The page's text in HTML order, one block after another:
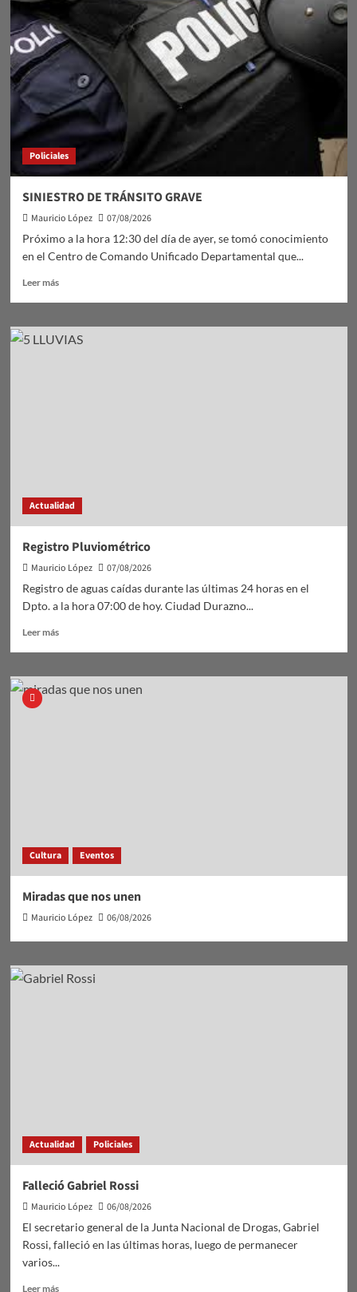
Policiales
SINIESTRO DE TRÁNSITO GRAVE
Mauricio López
07/08/2026
Próximo a la hora 12:30 del día de ayer, se tomó conocimiento
en el Centro de Comando Unificado Departamental que...
Leer másLeer
SINIESTRO
DE
Actualidad
Registro Pluviométrico
Mauricio López
07/08/2026
Registro de aguas caídas durante las últimas 24 horas en el
Dpto. a la hora 07:00 de hoy. Ciudad Durazno...
Leer másLeer
Registro
Pluviométrico
Cultura Eventos
Miradas que nos unen
Mauricio López 06/08/2026
Actualidad Policiales
Falleció Gabriel Rossi
Mauricio López
06/08/2026
El secretario general de la Junta Nacional de Drogas, Gabriel
Rossi, falleció en las últimas horas, luego de permanecer
varios...
Leer másLeer